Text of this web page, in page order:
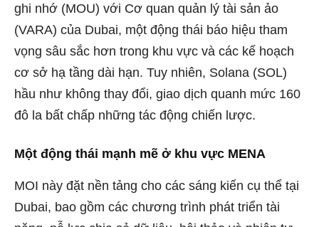
ghi nhớ (MOU) với Cơ quan quản lý tài sản ảo
(VARA) của Dubai, một động thái báo hiệu tham
vọng sâu sắc hơn trong khu vực và các kế hoạch
cơ sở hạ tầng dài hạn. Tuy nhiên, Solana (SOL)
hầu như không thay đổi, giao dịch quanh mức 160
đô la bất chấp những tác động chiến lược.
Một động thái mạnh mẽ ở khu vực MENA
MOI này đặt nền tảng cho các sáng kiến ​​cụ thể tại
Dubai, bao gồm các chương trình phát triển tài